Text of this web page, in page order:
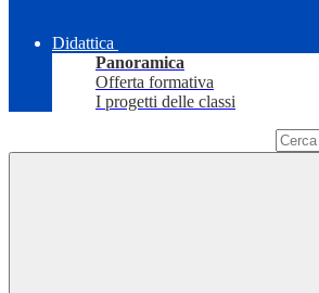
Didattica
Panoramica
Offerta formativa
I progetti delle classi